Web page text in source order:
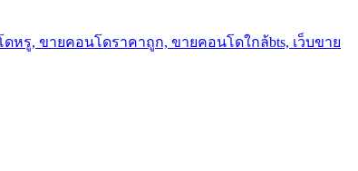
รู, ขายคอนโดราคาถูก, ขายคอนโดใกล้bts, เว็บขาย